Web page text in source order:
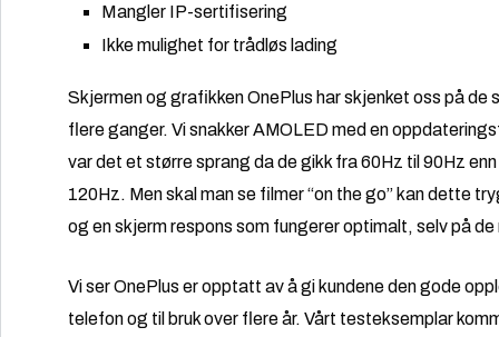
Mangler IP-sertifisering
Ikke mulighet for trådløs lading
Skjermen og grafikken OnePlus har skjenket oss på de
flere ganger. Vi snakker AMOLED med en
var det et større sprang da de gikk fra 60Hz til 90Hz
120Hz. Men skal man se filmer “on the go” kan dette
og en skjerm respons som fungerer optimalt, selv på
Vi ser OnePlus er opptatt av å gi kundene den gode
telefon og til bruk over flere år. Vårt testeksemplar